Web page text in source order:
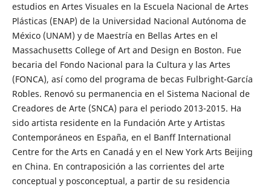
estudios en Artes Visuales en la Escuela Nacional de Artes
Plásticas (ENAP) de la Universidad Nacional Autónoma de
México (UNAM) y de Maestría en Bellas Artes en el
Massachusetts College of Art and Design en Boston. Fue
becaria del Fondo Nacional para la Cultura y las Artes
(FONCA), así como del programa de becas Fulbright-García
Robles. Renovó su permanencia en el Sistema Nacional de
Creadores de Arte (SNCA) para el periodo 2013-2015. Ha
sido artista residente en la Fundación Arte y Artistas
Contemporáneos en España, en el Banff International
Centre for the Arts en Canadá y en el New York Arts Beijing
en China. En contraposición a las corrientes del arte
conceptual y posconceptual, a partir de su residencia